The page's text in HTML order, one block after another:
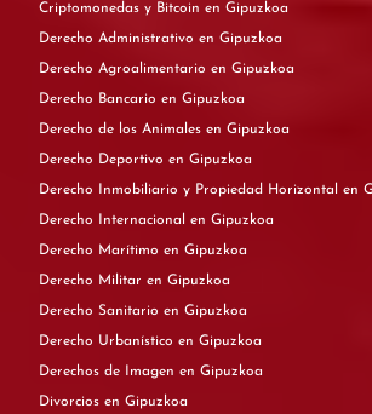
Criptomonedas y Bitcoin en Gipuzkoa
Derecho Administrativo en Gipuzkoa
Derecho Agroalimentario en Gipuzkoa
Derecho Bancario en Gipuzkoa
Derecho de los Animales en Gipuzkoa
Derecho Deportivo en Gipuzkoa
Derecho
Derecho Internacional en Gipuzkoa
Derecho Marítimo en Gipuzkoa
Derecho Militar en Gipuzkoa
Derecho Sanitario en Gipuzkoa
Derecho Urbanístico en Gipuzkoa
Derechos de Imagen en Gipuzkoa
Divorcios en Gipuzkoa